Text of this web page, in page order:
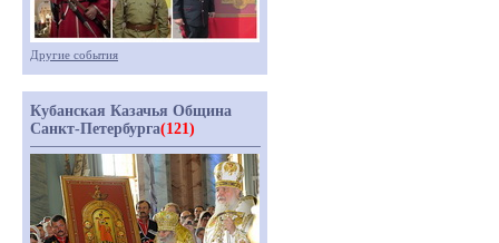
Другие события
Кубанская Казачья Община
Санкт-Петербурга(121)